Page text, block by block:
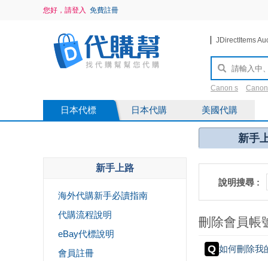
您好，請登入 免費註冊
JDirectItems
Canon s
日本代標 日本代購 美國代購
新手
新手上路
海外代購新手必讀指南
代購流程說明
eBay代標說明
會員註冊
說明搜尋 :
刪除會員帳
如何刪除我